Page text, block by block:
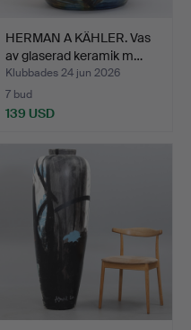
HERMAN A KÄHLER. Vas
av glaserad keramik m…
Klubbades 24 jun 2026
7 bud
139 USD